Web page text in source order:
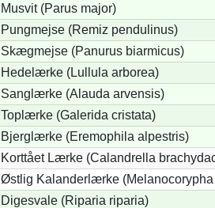
Musvit (Parus major)
Pungmejse (Remiz pendulinus)
Skægmejse (Panurus biarmicus)
Hedelærke (Lullula arborea)
Sanglærke (Alauda arvensis)
Toplærke (Galerida cristata)
Bjerglærke (Eremophila alpestris)
Korttået Lærke (Calandrella
Østlig Kalanderlærke (Melanocorypha
Digesvale (Riparia riparia)